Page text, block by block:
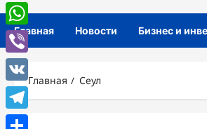
Главная Новости Бизнес и
Главная Сеул
Odnoklassniki
WhatsApp
Viber
VK
Telegram